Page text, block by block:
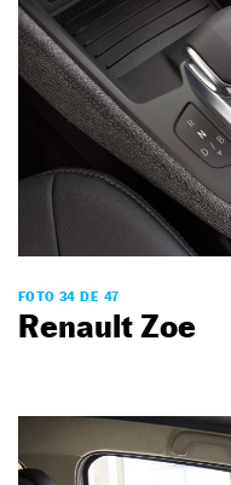
FOTO 34 DE 47
Renault Zoe